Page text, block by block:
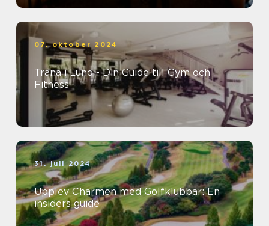
07. oktober 2024
Träna i Lund - Din Guide till Gym och
Fitness
31. juli 2024
Upplev Charmen med Golfklubbar: En
insiders guide